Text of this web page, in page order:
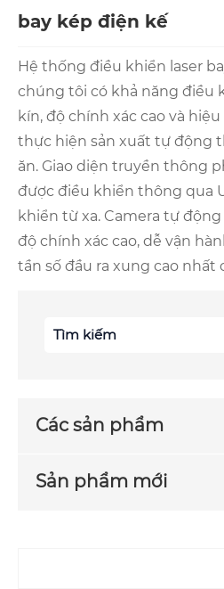
bay kép điện kế
Hệ thống điều khiển laser
chúng tôi có khả năng điều
kín, độ chính xác cao và
thực hiện sản xuất tự động
ăn. Giao diện truyền thông
được điều khiển thông qua
khiển từ xa. Camera tự
độ chính xác cao, dễ vận
tần số đầu ra xung cao nhất
Các sản phẩm
Sản phẩm mới